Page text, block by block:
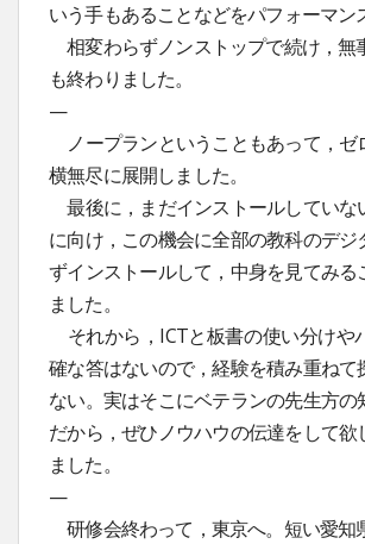
いう手もあることなどをパフォーマン
相変わらずノンストップで続け，無
も終わりました。
—
ノープランということもあって，ゼ
横無尽に展開しました。
最後に，まだインストールしていな
に向け，この機会に全部の教科のデジ
ずインストールして，中身を見てみる
ました。
それから，ICTと板書の使い分けや
確な答はないので，経験を積み重ねて
ない。実はそこにベテランの先生方の
だから，ぜひノウハウの伝達をして欲
ました。
—
研修会終わって，東京へ。短い愛知